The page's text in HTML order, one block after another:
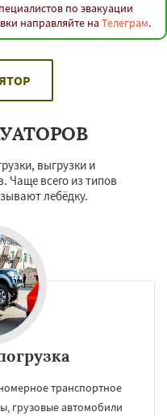
по эвакуации
направляйте на Телеграм.
выгрузки и
Чаще всего из типов
лебёдку.
транспортное
грузовые автомобили